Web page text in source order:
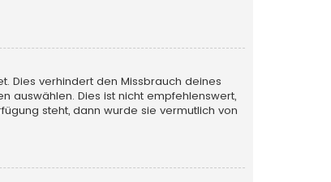
Dies verhindert den Missbrauch deines
auswählen. Dies ist nicht empfehlenswert,
steht, dann wurde sie vermutlich von